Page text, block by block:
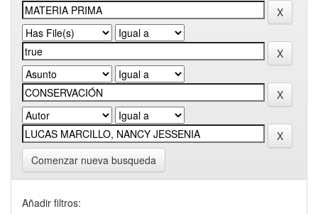
Comenzar nueva busqueda
Añadir filtros: